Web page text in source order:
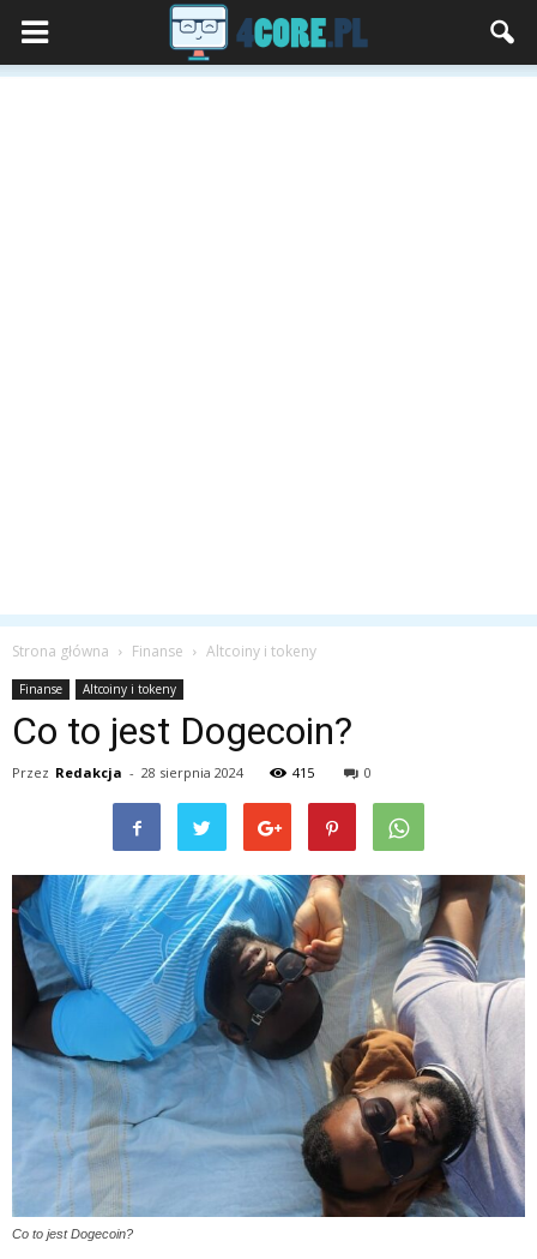
Strona główna Finanse Altcoiny i tokeny
Finanse Altcoiny i tokeny
Co to jest Dogecoin?
Przez Redakcja - 28 sierpnia 2024 415 0
Co to jest Dogecoin?